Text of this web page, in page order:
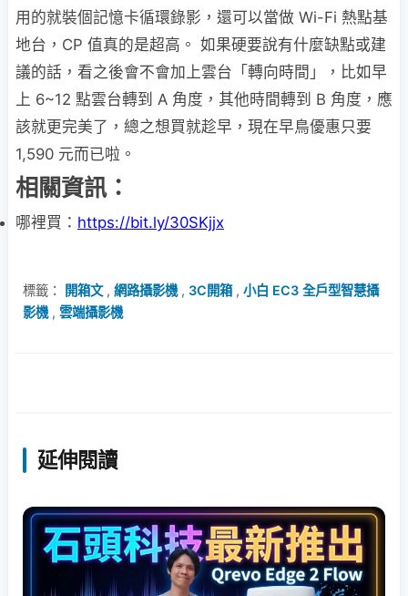
用的就裝個記憶卡循環錄影，還可以當做 Wi-Fi 熱點基
地台，CP 值真的是超高。 如果硬要說有什麼缺點或建
議的話，看之後會不會加上雲台「轉向時間」，比如早
上 6~12 點雲台轉到 A 角度，其他時間轉到 B 角度，應
該就更完美了，總之想買就趁早，現在早鳥優惠只要
1,590 元而已啦。
相關資訊：
哪裡買： https://bit.ly/30SKjjx
標籤： 開箱文, 網路攝影機, 3C開箱, 小白 EC3 全戶型智慧攝
影機, 雲端攝影機
延伸閱讀